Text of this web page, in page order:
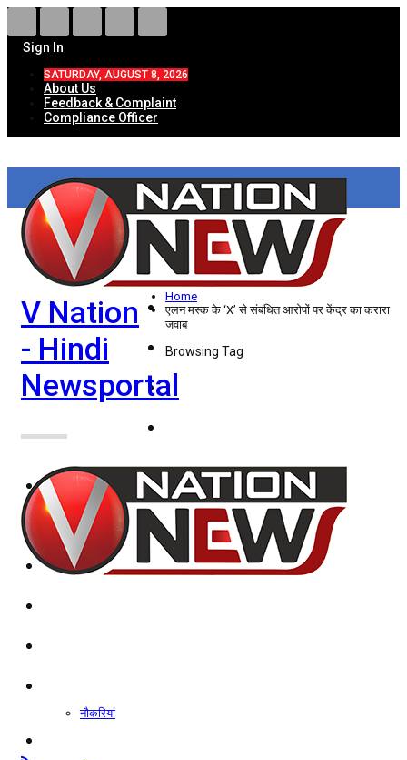
Sign In
SATURDAY, AUGUST 8, 2026
About Us
Feedback & Complaint
Compliance Officer
V Nation
- Hindi
Newsportal
HOME
ताज़ा खबरें
देश
विदेश
राज्य
दिल्ली/NCR
राजनीति
कारोबार
नौकरियां
Home
एलन मस्क के ‘X’ से संबंधित आरोपों पर केंद्र का करारा
जवाब
Browsing Tag